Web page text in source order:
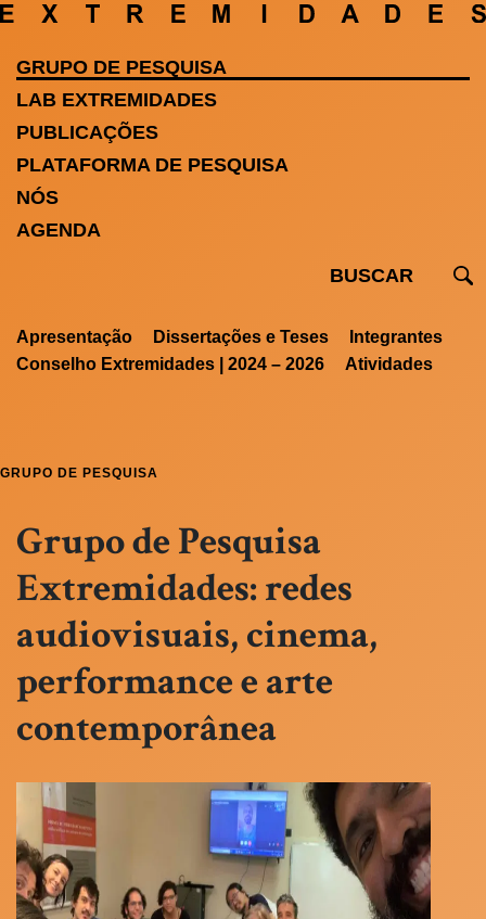
GRUPO DE PESQUISA
LAB EXTREMIDADES
PUBLICAÇÕES
PLATAFORMA DE PESQUISA
NÓS
AGENDA
Apresentação Dissertações e Teses
Integrantes
Conselho Extremidades | 2024 – 2026
Atividades
GRUPO DE PESQUISA
Grupo de Pesquisa
Extremidades: redes
audiovisuais, cinema,
performance e arte
contemporânea